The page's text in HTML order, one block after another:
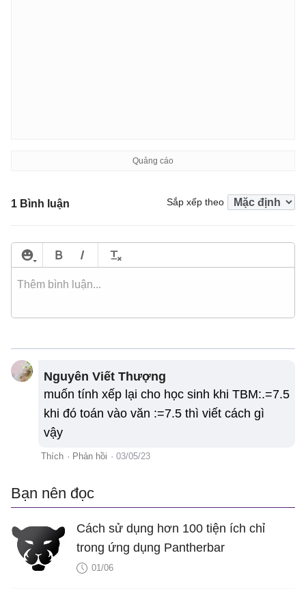
1 Bình luận Sắp xếp theo
Nguyên Viết Thượng
muốn tính xếp lại cho học sinh khi TBM:.=7.5
khi đó toán vào văn :=7.5 thì viết cách gì
vậy
Thích · Phản hồi · 03/05/23
Bạn nên đọc
Cách sử dụng hơn 100 tiện ích chỉ
trong ứng dụng Pantherbar
01/06